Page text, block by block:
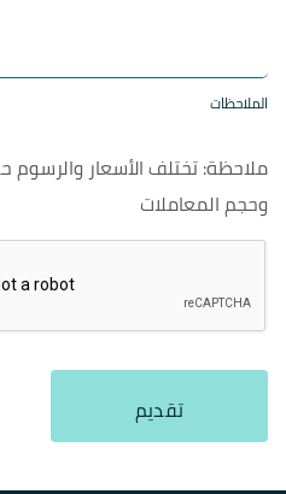
الملاحظات
ملاحظة: تختلف الأسعار
وحجم المعاملات
تقديم